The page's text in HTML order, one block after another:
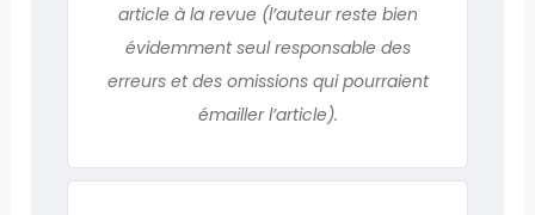
article à la revue (l’auteur reste bien
évidemment seul responsable des
erreurs et des omissions qui pourraient
émailler l’article).